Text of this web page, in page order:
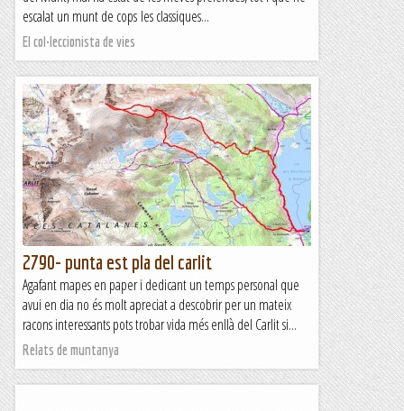
escalat un munt de cops les classiques...
El col·leccionista de vies
2790- punta est pla del carlit
Agafant mapes en paper i dedicant un temps personal que
avui en dia no és molt apreciat a descobrir per un mateix
racons interessants pots trobar vida més enllà del Carlit si...
Relats de muntanya